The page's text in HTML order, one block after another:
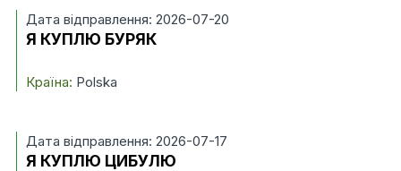
Дата відправлення: 2026-07-20
Я КУПЛЮ БУРЯК
Країна: Polska
Дата відправлення: 2026-07-17
Я КУПЛЮ ЦИБУЛЮ